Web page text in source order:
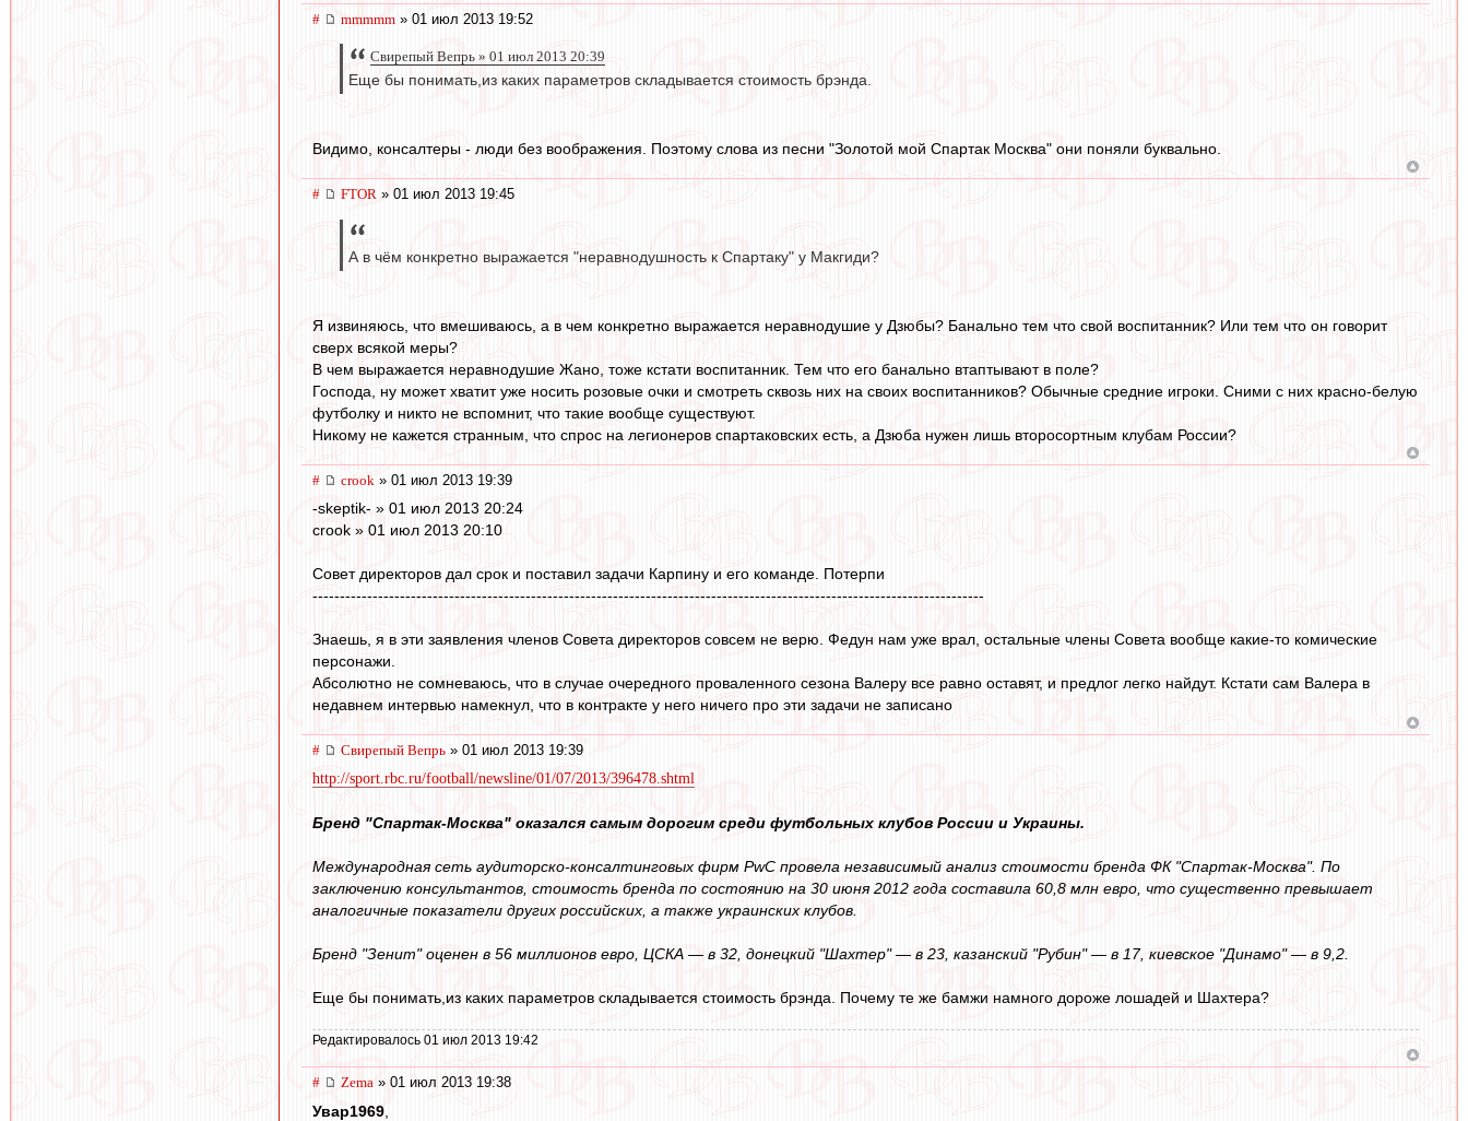
# mmmmm » 01 июл 2013 19:52
Свирепый Вепрь » 01 июл 2013 20:39
Еще бы понимать,из каких параметров складывается стоимость брэнда.
Видимо, консалтеры - люди без воображения. Поэтому слова из песни "Золотой мой Спартак Москва" они поняли буквально.
# FTOR » 01 июл 2013 19:45
А в чём конкретно выражается "неравнодушность к Спартаку" у Макгиди?
Я извиняюсь, что вмешиваюсь, а в чем конкретно выражается неравнодушие у Дзюбы? Банально тем что свой воспитанник? Или тем что он говорит
сверх всякой меры?
В чем выражается неравнодушие Жано, тоже кстати воспитанник. Тем что его банально втаптывают в поле?
Господа, ну может хватит уже носить розовые очки и смотреть сквозь них на своих воспитанников? Обычные средние игроки. Сними с них красно-белую
футболку и никто не вспомнит, что такие вообще существуют.
Никому не кажется странным, что спрос на легионеров спартаковских есть, а Дзюба нужен лишь второсортным клубам России?
# crook » 01 июл 2013 19:39
-skeptik- » 01 июл 2013 20:24
crook » 01 июл 2013 20:10
Совет директоров дал срок и поставил задачи Карпину и его команде. Потерпи
---------------------------------------------------------------------------------------------------------------------------
Знаешь, я в эти заявления членов Совета директоров совсем не верю. Федун нам уже врал, остальные члены Совета вообще какие-то комические
персонажи.
Абсолютно не сомневаюсь, что в случае очередного проваленного сезона Валеру все равно оставят, и предлог легко найдут. Кстати сам Валера в
недавнем интервью намекнул, что в контракте у него ничего про эти задачи не записано
# Свирепый Вепрь » 01 июл 2013 19:39
http://sport.rbc.ru/football/newsline/01/07/2013/396478.shtml
Бренд "Спартак-Москва" оказался самым дорогим среди футбольных клубов России и Украины.
Международная сеть аудиторско-консалтинговых фирм PwC провела независимый анализ стоимости бренда ФК "Спартак-Москва". По
заключению консультантов, стоимость бренда по состоянию на 30 июня 2012 года составила 60,8 млн евро, что существенно превышает
аналогичные показатели других российских, а также украинских клубов.
Бренд "Зенит" оценен в 56 миллионов евро, ЦСКА — в 32, донецкий "Шахтер" — в 23, казанский "Рубин" — в 17, киевское "Динамо" — в 9,2.
Еще бы понимать,из каких параметров складывается стоимость брэнда. Почему те же бамжи намного дороже лошадей и Шахтера?
Редактировалось 01 июл 2013 19:42
# Zema » 01 июл 2013 19:38
Увар1969